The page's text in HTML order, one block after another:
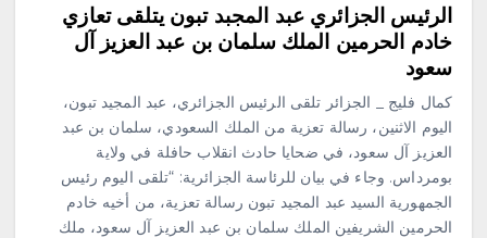
الرئيس الجزائري عبد المجبد تبون يتلقى تعازي
خادم الحرمين الملك سلمان بن عبد العزيز آل
سعود
كمال فليج _ الجزائر تلقى الرئيس الجزائري، عبد المجيد تبون،
اليوم الاثنين، رسالة تعزية من الملك السعودي، سلمان بن عبد
العزيز آل سعود، في ضحايا حادث انقلاب حافلة في ولاية
بومرداس. وجاء في بيان للرئاسة الجزائرية: “تلقى اليوم رئيس
الجمهورية السيد عبد المجيد تبون رسالة تعزية، من أخيه خادم
الحرمين الشريفين الملك سلمان بن عبد العزيز آل سعود، ملك